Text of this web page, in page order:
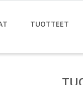
TUOTTEET